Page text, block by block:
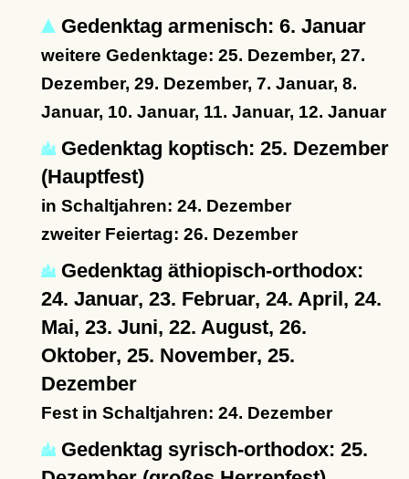
Gedenktag armenisch: 6. Januar
weitere Gedenktage: 25. Dezember, 27.
Dezember, 29. Dezember, 7. Januar, 8.
Januar, 10. Januar, 11. Januar, 12. Januar
Gedenktag koptisch: 25. Dezember
(Hauptfest)
in Schaltjahren: 24. Dezember
zweiter Feiertag: 26. Dezember
Gedenktag äthiopisch-orthodox:
24. Januar, 23. Februar, 24. April, 24.
Mai, 23. Juni, 22. August, 26.
Oktober, 25. November, 25.
Dezember
Fest in Schaltjahren: 24. Dezember
Gedenktag syrisch-orthodox: 25.